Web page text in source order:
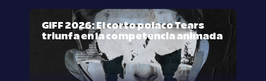
GIFF 2026: El corto polaco Tears
triunfa en la competencia animada